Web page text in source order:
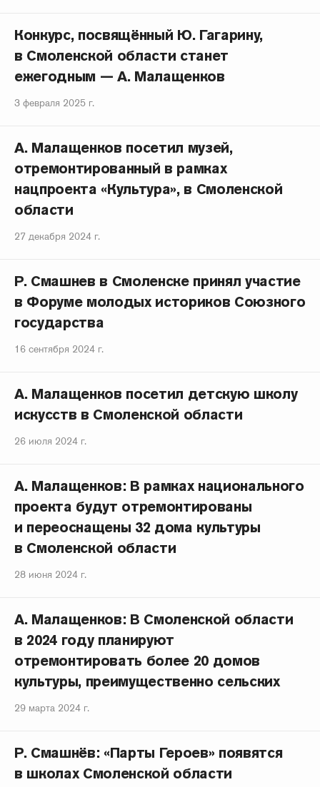
Конкурс, посвящённый Ю. Гагарину,
в Смоленской области станет
ежегодным — А. Малащенков
3 февраля 2025 г.
А. Малащенков посетил музей,
отремонтированный в рамках
нацпроекта «Культура», в Смоленской
области
27 декабря 2024 г.
Р. Смашнев в Смоленске принял участие
в Форуме молодых историков Союзного
государства
16 сентября 2024 г.
А. Малащенков посетил детскую школу
искусств в Смоленской области
26 июля 2024 г.
А. Малащенков: В рамках национального
проекта будут отремонтированы
и переоснащены 32 дома культуры
в Смоленской области
28 июня 2024 г.
А. Малащенков: В Смоленской области
в 2024 году планируют
отремонтировать более 20 домов
культуры, преимущественно сельских
29 марта 2024 г.
Р. Смашнёв: «Парты Героев» появятся
в школах Смоленской области